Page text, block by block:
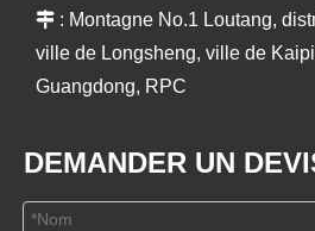
 : Montagne No.1 Loutang,
ville de Longsheng, ville de
Guangdong, RPC
DEMANDER UN